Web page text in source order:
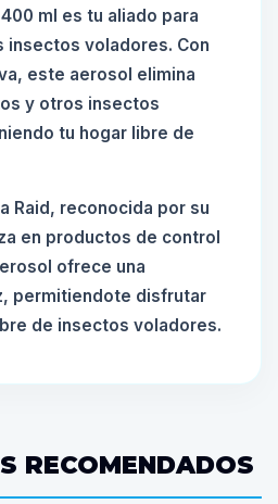
ml es tu aliado para
voladores. Con
este aerosol elimina
y otros insectos
tu hogar libre de
Raid, reconocida por su
en productos de control
ofrece una
permitiendote disfrutar
de insectos voladores.
RECOMENDADOS